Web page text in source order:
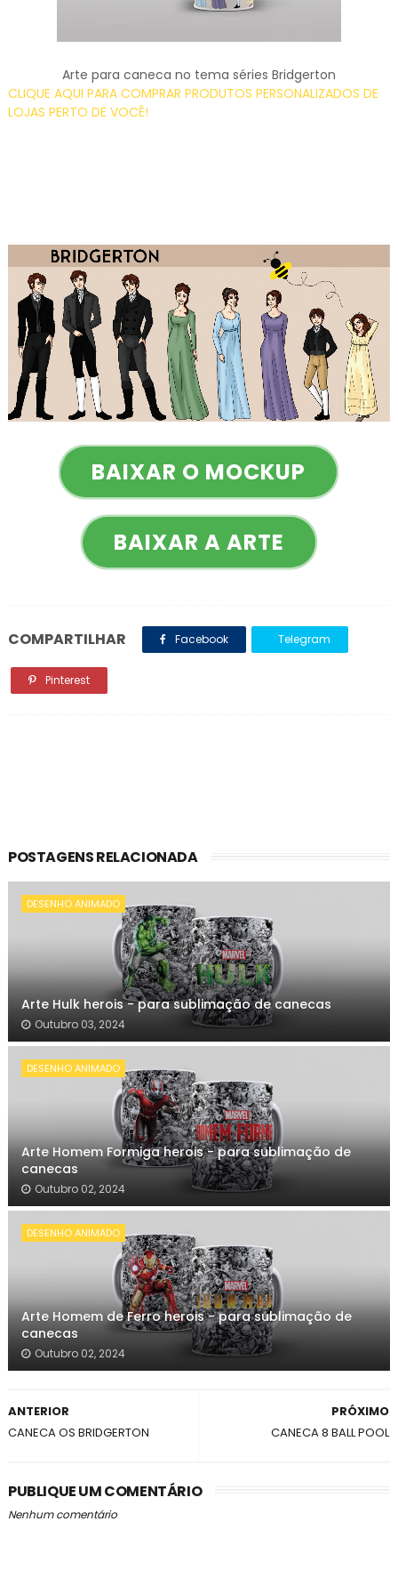
Arte para caneca no tema séries Bridgerton
CLIQUE AQUI PARA COMPRAR PRODUTOS PERSONALIZADOS DE
LOJAS PERTO DE VOCÊ!
BAIXAR O MOCKUP
BAIXAR A ARTE
COMPARTILHAR Facebook Telegram
Pinterest
POSTAGENS RELACIONADA
DESENHO ANIMADO
Arte Hulk herois - para sublimação de canecas
Outubro 03, 2024
DESENHO ANIMADO
Arte Homem Formiga herois - para sublimação de
canecas
Outubro 02, 2024
DESENHO ANIMADO
Arte Homem de Ferro herois - para sublimação de
canecas
Outubro 02, 2024
PRÓXIMO
CANECA 8 BALL POOL
ANTERIOR
CANECA OS BRIDGERTON
PUBLIQUE UM COMENTÁRIO
Nenhum comentário